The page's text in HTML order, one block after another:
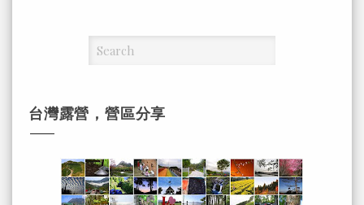
台灣露營，營區分享